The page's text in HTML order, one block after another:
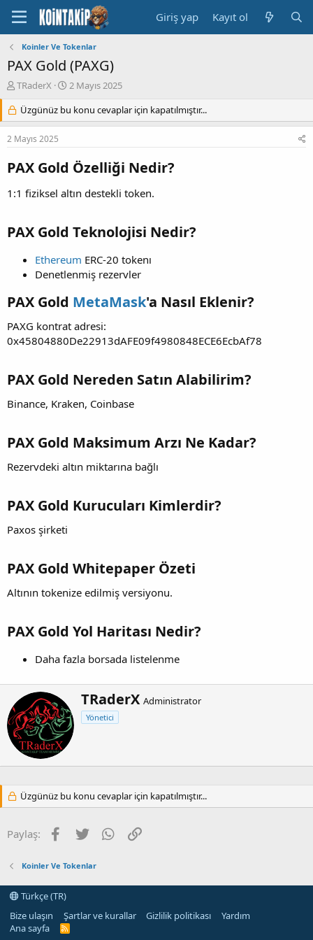
Giriş yap Kayıt ol
Koinler Ve Tokenlar
PAX Gold (PAXG)
K
n
u
y
B
a
a
TRaderX
B
ş
l
t
i
2 Mayıs 2025
Üzgünüz bu konu cevaplar için kapatılmıştır...
2 Mayıs 2025
PAX Gold Özelliği Nedir?
1:1 fiziksel altın destekli token.
PAX Gold Teknolojisi Nedir?
Ethereum ERC-20 tokenı
Denetlenmiş rezervler
PAX Gold MetaMask'a Nasıl Eklenir?
PAXG kontrat adresi:
0x45804880De22913dAFE09f4980848ECE6EcbAf78
PAX Gold Nereden Satın Alabilirim?
Binance, Kraken, Coinbase
PAX Gold Maksimum Arzı Ne Kadar?
Rezervdeki altın miktarına bağlı
PAX Gold Kurucuları Kimlerdir?
Paxos şirketi
PAX Gold Whitepaper Özeti
Altının tokenize edilmiş versiyonu.
PAX Gold Yol Haritası Nedir?
Daha fazla borsada listelenme
Y
a
z
TRaderX Administrator
Yönetici
Üzgünüz bu konu cevaplar için kapatılmıştır...
Paylaş: Facebook
Twitter WhatsApp
Koinler Ve Tokenlar
Türkçe (TR)
Bize ulaşın
Şartlar ve kurallar Gizlilik politikası
Yardım
Ana sayfa
R